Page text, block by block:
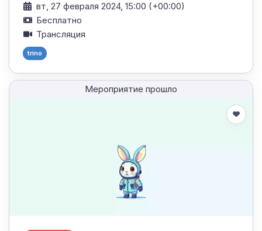
вт, 27 февраля 2024, 15:00 (+00:00)
Бесплатно
Трансляция
trino
Мероприятие прошло